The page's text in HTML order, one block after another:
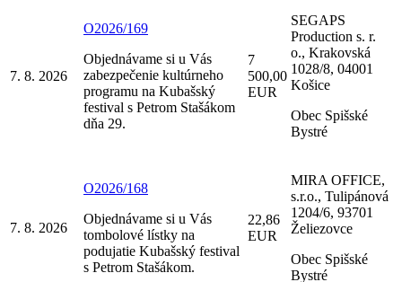
7. 8. 2026
O2026/169
Objednávame si u Vás
zabezpečenie kultúrneho
programu na Kubašský
festival s Petrom Stašákom
dňa 29.
7
500,00
EUR
SEGAPS
Production s. r.
o., Krakovská
1028/8, 04001
Košice
Obec Spišské
Bystré
7. 8. 2026
O2026/168
Objednávame si u Vás
tombolové lístky na
podujatie Kubašský festival
s Petrom Stašákom.
22,86
EUR
MIRA OFFICE,
s.r.o., Tulipánová
1204/6, 93701
Želiezovce
Obec Spišské
Bystré